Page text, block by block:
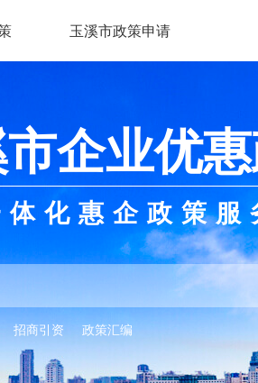
玉溪市政策申请
企业优
化惠企政策服
招商引资 政策汇编